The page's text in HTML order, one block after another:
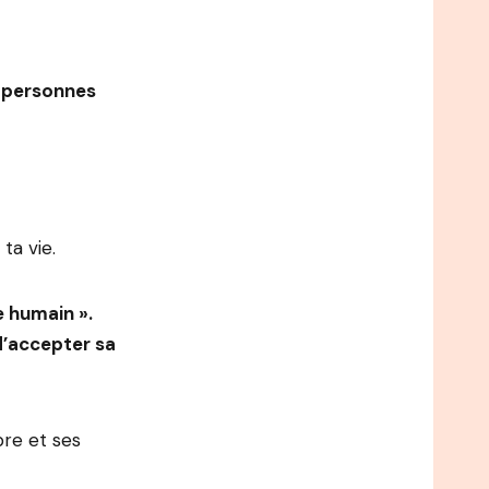
vie.
humain ».
sa
et ses